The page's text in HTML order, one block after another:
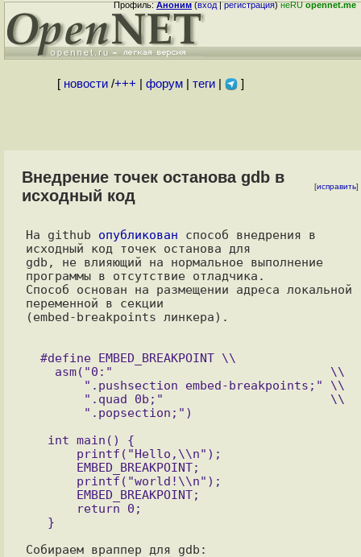
Профиль:Аноним(вход|регистрация)неRUopennet.me
[ новости/+++ форум| теги| ]
Внедрение точек останова gdb в
исходный код
[исправить]
На github опубликован способ внедрения в
исходный код точек останова для
gdb, не влияющий на нормальное выполнение
программы в отсутствие отладчика.
Способ основан на размещении адреса локальной
переменной в секции
(embed-breakpoints линкера).
Собираем враппер для gdb: